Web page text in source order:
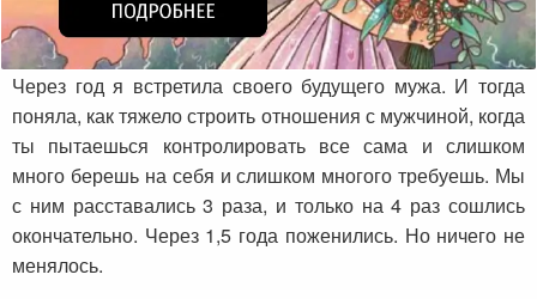
Через год я встретила своего будущего мужа. И тогда
поняла, как тяжело строить отношения с мужчиной, когда
ты пытаешься контролировать все сама и слишком
много берешь на себя и слишком многого требуешь. Мы
с ним расставались 3 раза, и только на 4 раз сошлись
окончательно. Через 1,5 года поженились. Но ничего не
менялось.